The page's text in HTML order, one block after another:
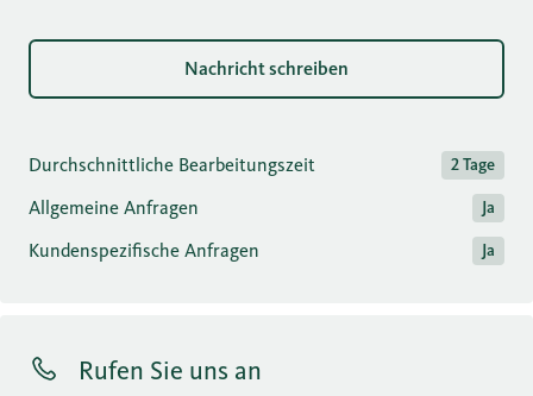
Nachricht schreiben
Durchschnittliche Bearbeitungszeit 2 Tage
Allgemeine Anfragen Ja
Kundenspezifische Anfragen Ja
Rufen Sie uns an